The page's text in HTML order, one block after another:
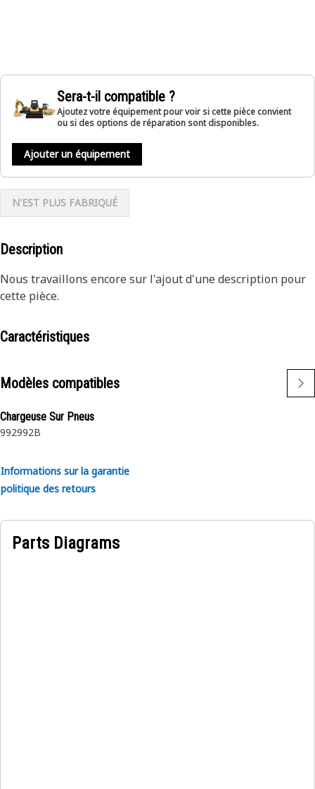
Sera-t-il compatible ?
Ajoutez votre équipement pour voir si cette pièce convient
ou si des options de réparation sont disponibles.
Ajouter un équipement
N'EST PLUS FABRIQUÉ
Description
Nous travaillons encore sur l'ajout d'une description pour
cette pièce.
Caractéristiques
Modèles compatibles
Chargeuse Sur Pneus
992992B
Informations sur la garantie
politique des retours
Parts Diagrams